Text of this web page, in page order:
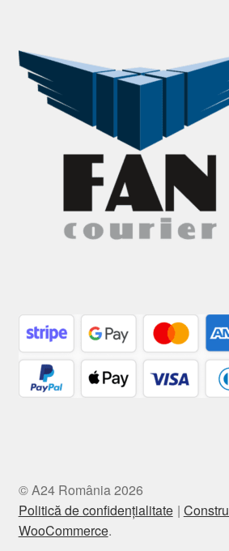
© A24 România 2026
Politică de confidențialitate
WooCommerce.